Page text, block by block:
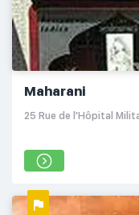
Maharani
25 Rue de l'Hôpital